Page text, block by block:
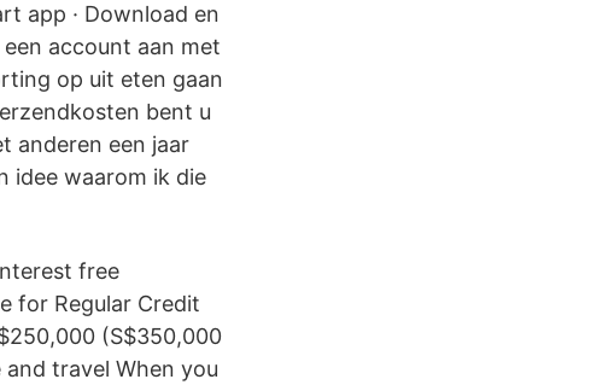
app · Download en
account aan met
op uit eten gaan
bent u
anderen een jaar
idee waarom ik die
free
for Regular Credit
(S$350,000
travel When you